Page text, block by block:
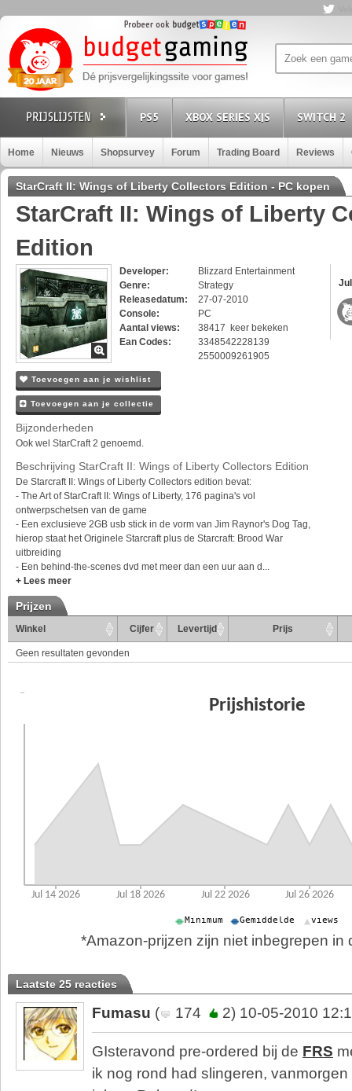
PS5 XBOX SERIES X|S SWITCH 2
Home Nieuws Shopsurvey Forum Trading Board Reviews
StarCraft II: Wings of Liberty Collectors Edition - PC kopen
StarCraft II: Wings of Liberty
Edition
Developer:
Blizzard Entertainment
Genre:
Strategy
Releasedatum:
27-07-2010
Console:
PC
Aantal views:
38417 keer bekeken
Ean Codes:
3348542228139
2550009261905
Toevoegen aan je wishlist
Toevoegen aan je collectie
Bijzonderheden
Ook wel StarCraft 2 genoemd.
Beschrijving StarCraft II: Wings of Liberty Collectors Edition
De Starcraft II: Wings of Liberty Collectors edition bevat:
- The Art of StarCraft II: Wings of Liberty, 176 pagina's vol
ontwerpschetsen van de game
- Een exclusieve 2GB usb stick in de vorm van Jim Raynor's Dog Tag,
hierop staat het Originele Starcraft plus de Starcraft: Brood War
uitbreiding
- Een behind-the-scenes dvd met meer dan een uur aan d...
+ Lees meer
Prijzen
Winkel Cijfer Levertijd Prijs
Geen resultaten gevonden
*Amazon-prijzen zijn niet inbegrepen in
Laatste 25 reacties
Fumasu ( 174 2) 10-05-2010
GIsteravond pre-ordered bij de FRS
ik nog rond had slingeren,